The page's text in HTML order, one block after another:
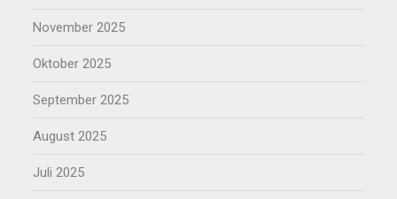
November 2025
Oktober 2025
September 2025
August 2025
Juli 2025